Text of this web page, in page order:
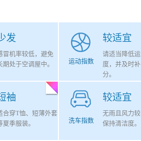
发
冒机率较低，避免
期处于空调屋中。
较适宜
运动指数
请适当降低
度，并及时
分。
袖
合穿T恤、短薄外套
夏季服装。
较适宜
洗车指数
无雨且风力
保持清洁度。